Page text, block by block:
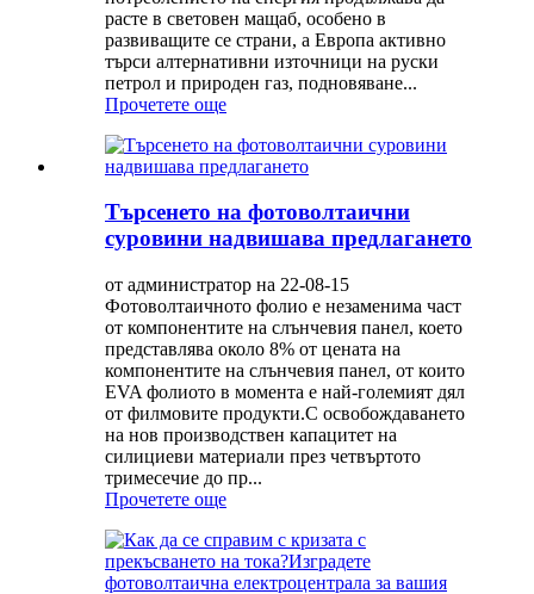
расте в световен мащаб, особено в
развиващите се страни, а Европа активно
търси алтернативни източници на руски
петрол и природен газ, подновяване...
Прочетете още
Търсенето на фотоволтаични
суровини надвишава предлагането
от администратор на 22-08-15
Фотоволтаичното фолио е незаменима част
от компонентите на слънчевия панел, което
представлява около 8% от цената на
компонентите на слънчевия панел, от които
EVA фолиото в момента е най-големият дял
от филмовите продукти.С освобождаването
на нов производствен капацитет на
силициеви материали през четвъртото
тримесечие до пр...
Прочетете още